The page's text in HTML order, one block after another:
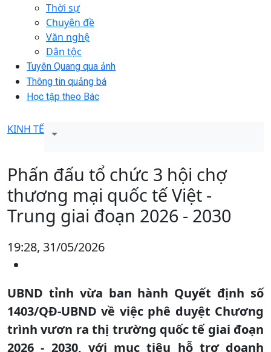
Thời sự
Chuyên đề
Văn nghệ
Dân tộc
Tuyên Quang qua ảnh
Thông tin quảng bá
Học tập theo Bác
KINH TẾ
Phấn đấu tổ chức 3 hội chợ
thương mại quốc tế Việt -
Trung giai đoạn 2026 - 2030
19:28, 31/05/2026
UBND tỉnh vừa ban hành Quyết định số
1403/QĐ-UBND về việc phê duyệt Chương
trình vươn ra thị trường quốc tế giai đoạn
2026 - 2030, với mục tiêu hỗ trợ doanh